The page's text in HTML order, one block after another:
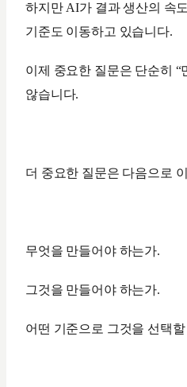
하지만 AI가 결과 생산의 속
기준도 이동하고 있습니다.
이제 중요한 질문은 단순히 “
않습니다.
더 중요한 질문은 다음으로
무엇을 만들어야 하는가.
그것을 만들어야 하는가.
어떤 기준으로 그것을 선택